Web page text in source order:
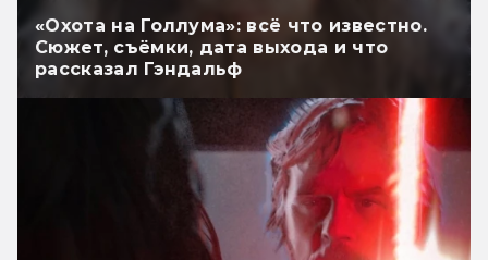
«Охота на Голлума»: всё что известно.
Сюжет, съёмки, дата выхода и что
рассказал Гэндальф